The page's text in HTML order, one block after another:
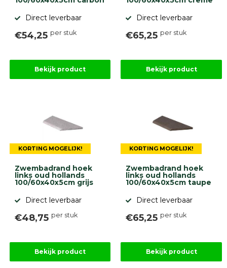
Direct leverbaar
€54,25 per stuk
Bekijk product
Direct leverbaar
€65,25 per stuk
Bekijk product
KORTING MOGELIJK!
Zwembadrand hoek
links oud hollands
100/60x40x5cm grijs
Direct leverbaar
€48,75 per stuk
Bekijk product
KORTING MOGELIJK!
Zwembadrand hoek
links oud hollands
100/60x40x5cm taupe
Direct leverbaar
€65,25 per stuk
Bekijk product